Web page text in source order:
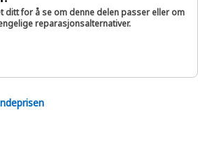
ditt for å se om denne delen passer eller om
reparasjonsalternativer.